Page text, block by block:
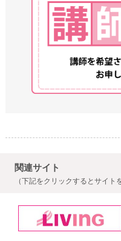
関連サイト
（下記をクリックするとサイト